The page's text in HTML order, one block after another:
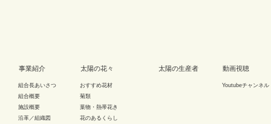
事業紹介
組合長あいさつ
組合概要
施設概要
沿革／組織図
太陽の花々
おすすめ花材
菊類
葉物・熱帯花き
花のあるくらし
太陽の生産者 動画視聴
Youtubeチャンネル